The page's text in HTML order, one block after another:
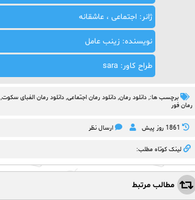
ژانر: اجتماعی ، عاشقانه
نویسنده: زینب عامل
طراح کاور: sara
برچسب ها:, دانلود رمان, دانلود رمان اجتماعی‌, دانلود رمان الفبای سکوت,
رمان فور
1861 روز پيش ارسال نظر
لینک کوتاه مطلب:
مطالب مرتبط